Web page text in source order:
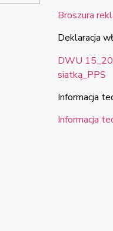
Broszura
Deklaracja
DWU
siatką_PPS
Informacja
Informacja